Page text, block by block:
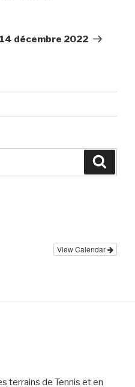
décembre 2022
View Calendar
terrains de Tennis et en